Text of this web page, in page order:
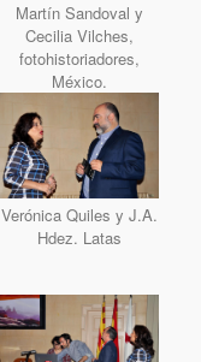
Martín Sandoval y
Cecilia Vilches,
fotohistoriadores,
México.
Verónica Quiles y J.A.
Hdez. Latas